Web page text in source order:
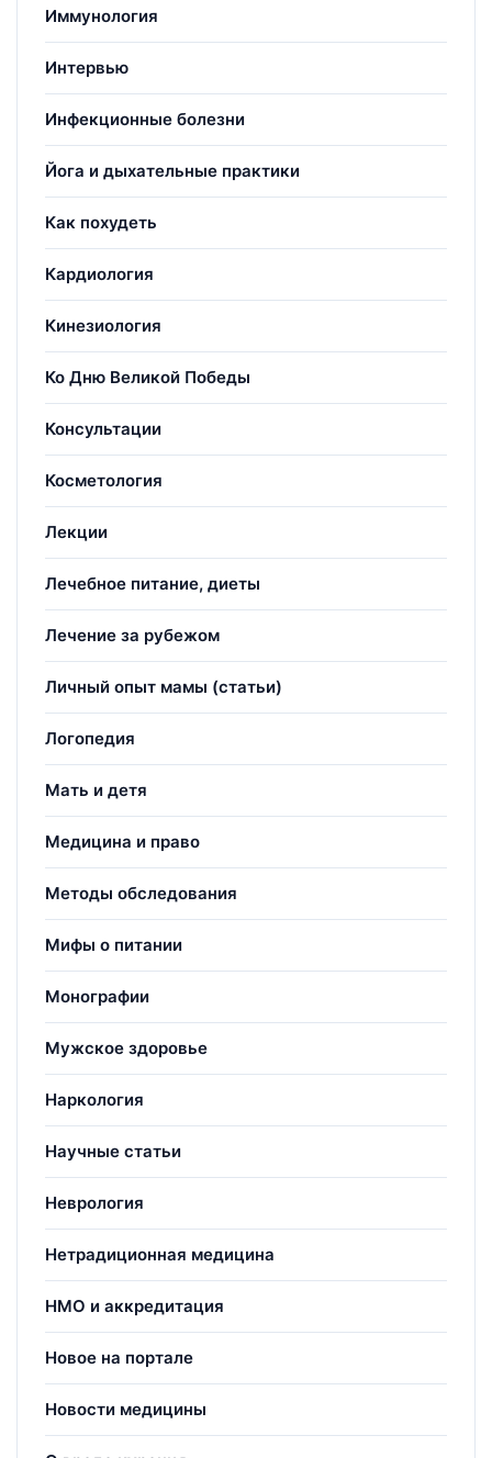
Иммунология
Интервью
Инфекционные болезни
Йога и дыхательные практики
Как похудеть
Кардиология
Кинезиология
Ко Дню Великой Победы
Консультации
Косметология
Лекции
Лечебное питание, диеты
Лечение за рубежом
Личный опыт мамы (статьи)
Логопедия
Мать и детя
Медицина и право
Методы обследования
Мифы о питании
Монографии
Мужское здоровье
Наркология
Научные статьи
Неврология
Нетрадиционная медицина
НМО и аккредитация
Новое на портале
Новости медицины